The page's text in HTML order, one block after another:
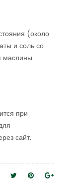
(около
и соль со
маслины
при
сайт.